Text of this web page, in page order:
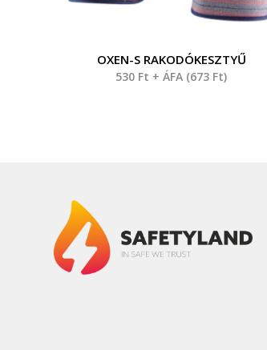
OXEN-S RAKODÓKESZTYŰ
530 Ft + ÁFA (673 Ft)